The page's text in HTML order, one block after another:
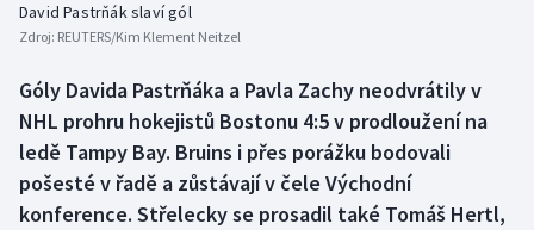
Boby a skeleton
Box
Curling
AZ kvíz
David Pastrňák slaví gól
Zdroj: REUTERS/Kim Klement Neitzel
Góly Davida Pastrňáka a Pavla Zachy neodvrátily v
NHL prohru hokejistů Bostonu 4:5 v prodloužení na
ledě Tampy Bay. Bruins i přes porážku bodovali
pošesté v řadě a zůstávají v čele Východní
konference. Střelecky se prosadil také Tomáš Hertl,